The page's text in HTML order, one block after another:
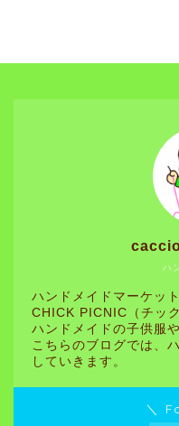
ハ
caccio
ハンドメイドマーケッ
CHICK PICNIC（チッ
ハンドメイドの子供服
こちらのブログでは、
していきます。
＼